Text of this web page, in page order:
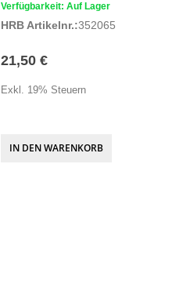
Verfügbarkeit: Auf Lager
HRB Artikelnr.:352065
21,50 €
Exkl. 19% Steuern
IN DEN WARENKORB